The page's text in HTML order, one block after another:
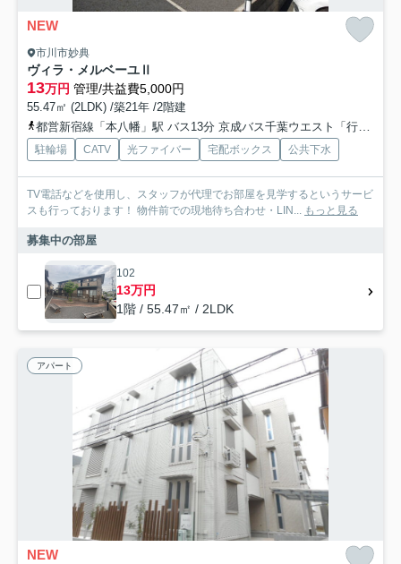
NEW
市川市妙典
ヴィラ・メルベーユⅡ
13万円 管理/共益費5,000円
55.47㎡ (2LDK) /築21年 /2階建
都営新宿線「本八幡」駅 バス13分 京成バス千葉ウエスト「行徳橋南詰」 停歩10分
駐輪場 CATV 光ファイバー 宅配ボックス 公共下水
TV電話などを使用し、スタッフが代理でお部屋を見学するというサービ
スも行っております！ 物件前での現地待ち合わせ・LIN... もっと見る
募集中の部屋
102
13万円
1階 / 55.47㎡ / 2LDK
アパート
NEW